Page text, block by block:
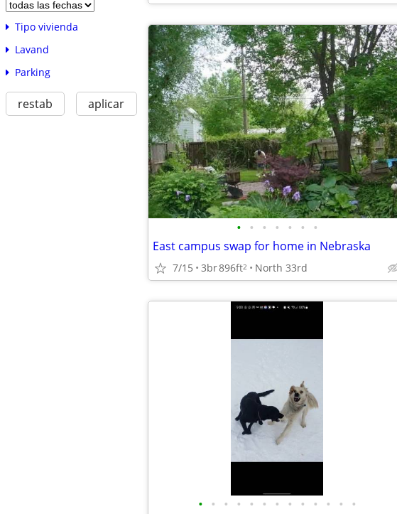
Tipo vivienda
Lavand
Parking
restab aplicar
• • • • • • •
East campus swap for home in Nebraska
7/15 3br896ft2 North 33rd
• • • • • • • • • • • • •